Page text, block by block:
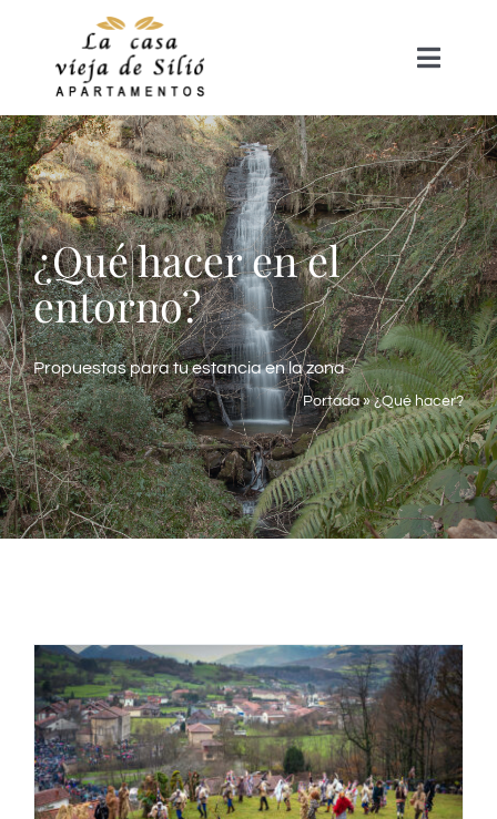
contenido
Toggle
Inicio
Nuestras casas
Exterior
¿Qué hacer?
Contacta
¿Qué hacer en el
entorno?
Propuestas para tu estancia en la zona
Portada»¿Qué hacer?